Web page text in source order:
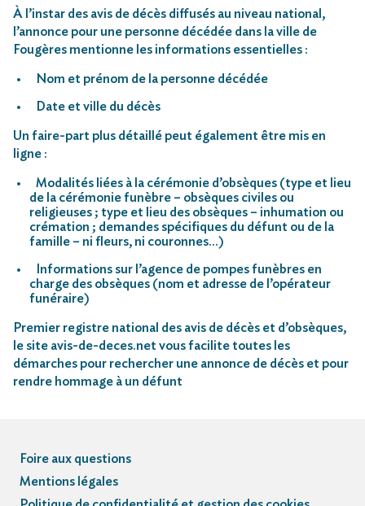
À l’instar des avis de décès diffusés au niveau national,
l’annonce pour une personne décédée dans la ville de
Fougères mentionne les informations essentielles :
Nom et prénom de la personne décédée
Date et ville du décès
Un faire-part plus détaillé peut également être mis en
ligne :
Modalités liées à la cérémonie d’obsèques (type et lieu
de la cérémonie funèbre – obsèques civiles ou
religieuses ; type et lieu des obsèques – inhumation ou
crémation ; demandes spécifiques du défunt ou de la
famille – ni fleurs, ni couronnes…)
Informations sur l’agence de pompes funèbres en
charge des obsèques (nom et adresse de l’opérateur
funéraire)
Premier registre national des avis de décès et d’obsèques,
le site avis-de-deces.net vous facilite toutes les
démarches pour rechercher une annonce de décès et pour
rendre hommage à un défunt
Foire aux questions
Mentions légales